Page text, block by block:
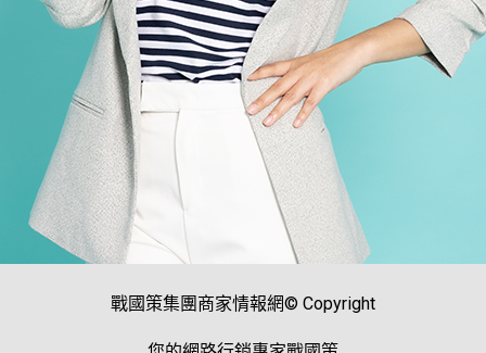
戰國策集團商家情報網© Copyright